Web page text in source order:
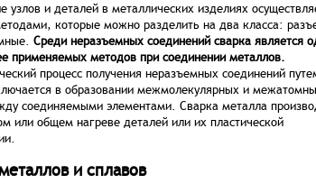
узлов и деталей в металлических изделиях
которые можно разделить на два класса:
Среди неразъемных соединений сварка является
применяемых методов при соединении металлов.
процесс получения неразъемных соединений
в образовании межмолекулярных и
соединяемыми элементами. Сварка металла
или общем нагреве деталей или их пластической
и сплавов